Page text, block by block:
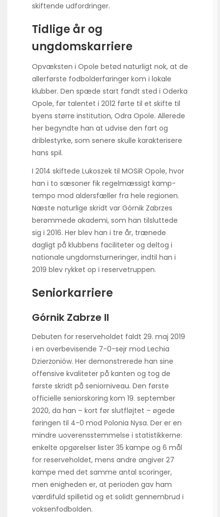
skiftende udfordringer.
Tidlige år og
ungdomskarriere
Opvæksten i Opole betød naturligt nok, at de
allerførste fodbold­erfaringer kom i lokale
klubber. Den spæde start fandt sted i Oderka
Opole, før talentet i 2012 førte til et skifte til
byens større institution, Odra Opole. Allerede
her begyndte han at udvise den fart og
drible­styrke, som senere skulle karakterisere
hans spil.
I 2014 skiftede Lukoszek til MOSiR Opole, hvor
han i to sæsoner fik regelmæssigt kamp­
tempo mod alders­fæller fra hele regionen.
Næste naturlige skridt var Górnik Zabrzes
berømmede akademi, som han tilsluttede
sig i 2016. Her blev han i tre år, trænede
dagligt på klubbens faciliteter og deltog i
nationale ungdoms­turneringer, indtil han i
2019 blev rykket op i reserve­truppen.
Seniorkarriere
Górnik Zabrze II
Debuten for reserveholdet faldt 29. maj 2019
i en overbevisende 7-0-sejr mod Lechia
Dzierżoniów. Her demonstrerede han sine
offensive kvaliteter på kanten og tog de
første skridt på senior­niveau. Den første
officielle seniorskoring kom 19. september
2020, da han – kort før slutfløjtet – øgede
føringen til 4-0 mod Polonia Nysa. Der er en
mindre uoverens­stemmelse i statistikkerne:
enkelte opgørelser lister 35 kampe og 6 mål
for reserveholdet, mens andre angiver 27
kampe med det samme antal scoringer,
men enigheden er, at perioden gav ham
værdifuld spilletid og et solidt gennembrud i
voksen­fodbolden.